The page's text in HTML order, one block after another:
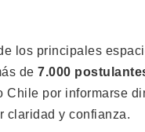
los principales
de 7.000
por informarse
claridad y confianza.